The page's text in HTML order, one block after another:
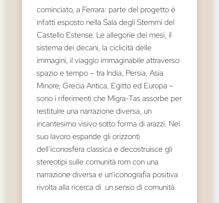
cominciato, a Ferrara: parte del progetto è
infatti esposto nella Sala degli Stemmi del
Castello Estense. Le allegorie dei mesi, il
sistema dei decani, la ciclicità delle
immagini, il viaggio immaginabile attraverso
spazio e tempo – tra India, Persia, Asia
Minore, Grecia Antica, Egitto ed Europa –
sono i riferimenti che Migra-Tas assorbe per
restituire una narrazione diversa, un
incantesimo visivo sotto forma di arazzi. Nel
suo lavoro espande gli orizzonti
dell’iconosfera classica e decostruisce gli
stereotipi sulle comunità rom con una
narrazione diversa e un’iconografia positiva
rivolta alla ricerca di un senso di comunità.